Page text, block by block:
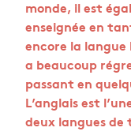
monde, il est
enseignée en
encore la
a beaucoup
passant en
L’anglais est
deux langues